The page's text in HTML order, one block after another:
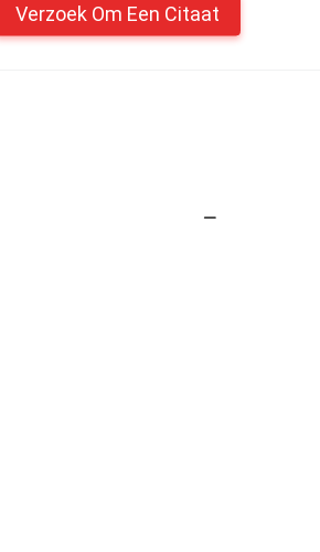
Verzoek Om Een Citaat